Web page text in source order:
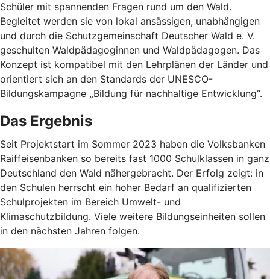
Schüler mit spannenden Fragen rund um den Wald.
Begleitet werden sie von lokal ansässigen, unabhängigen
und durch die Schutzgemeinschaft Deutscher Wald e. V.
geschulten Waldpädagoginnen und Waldpädagogen. Das
Konzept ist kompatibel mit den Lehrplänen der Länder und
orientiert sich an den Standards der UNESCO-
Bildungskampagne „Bildung für nachhaltige Entwicklung“.
Das Ergebnis
Seit Projektstart im Sommer 2023 haben die Volksbanken
Raiffeisenbanken so bereits fast 1000 Schulklassen in ganz
Deutschland den Wald nähergebracht. Der Erfolg zeigt: in
den Schulen herrscht ein hoher Bedarf an qualifizierten
Schulprojekten im Bereich Umwelt- und
Klimaschutzbildung. Viele weitere Bildungseinheiten sollen
in den nächsten Jahren folgen.